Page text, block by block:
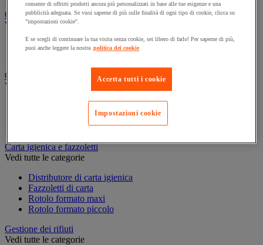
Carrello e armadio per biancheria
Vedi tutte le categorie
Carrello per biancheria
Carrello e secchio per pulizie
Vedi tutte le categorie
Accessori per carrello per pulizie
Carrello per pulizie
Secchio per pulizie
Carta igienica e fazzoletti
Vedi tutte le categorie
Distributore di carta igienica
Fazzoletti di carta
Rotolo formato maxi
Rotolo formato piccolo
Gestione dei rifiuti
Vedi tutte le categorie
consente di offrirti prodotti ancora più personalizzati in base alle tue esigenze e una
pubblicità adeguata. Se vuoi saperne di più sulle finalità di ogni tipo di cookie, clicca su
"impostazioni cookie".
E se scegli di continuare la tua visita senza cookie, sei libero di farlo! Per saperne di più,
puoi anche leggere la nostra politica dei cookie
Accetta tutti i cookie
Impostazioni cookie